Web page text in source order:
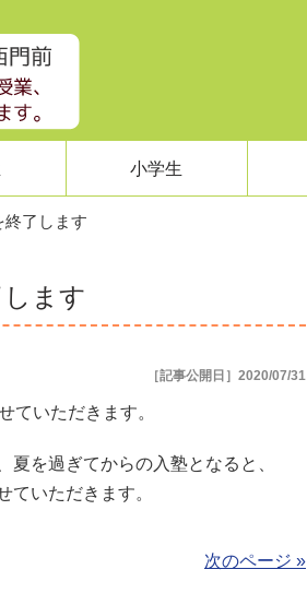
小学生
終了します
ます
［記事公開日］2020/07/31
ていただきます。
を過ぎてからの入塾となると、
いただきます。
次のページ »